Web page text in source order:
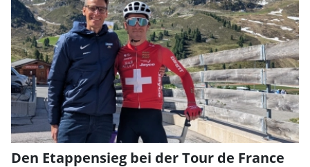
Den Etappensieg bei der Tour de France